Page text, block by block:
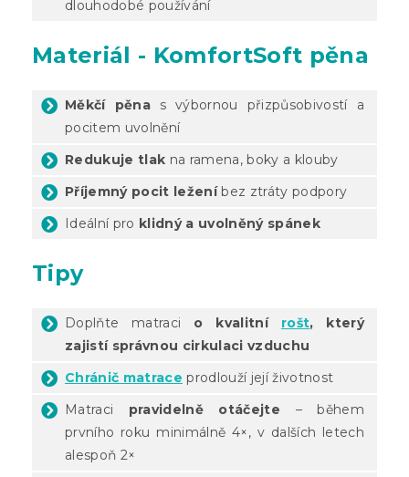
dlouhodobé používání
Materiál - KomfortSoft pěna
Měkčí pěnas výbornou přizpůsobivostí a
pocitem uvolnění
Redukuje tlak na ramena, boky a klouby
Příjemný pocit leženíbez ztráty podpory
Ideální pro klidný a uvolněný spánek
Tipy
Doplňte matraci o kvalitní rošt, který
zajistí správnou cirkulaci vzduchu
Chránič matrace prodlouží její životnost
Matraci pravidelně otáčejte – během
prvního roku minimálně 4×, v dalších letech
alespoň 2×